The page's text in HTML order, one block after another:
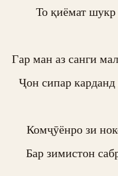
То қиёмат шукр
Гар ман аз санги
Ҷон сипар
Комҷӯёнро зи
Бар зимистон